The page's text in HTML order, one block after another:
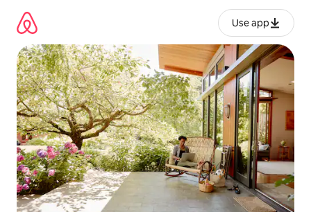
contenido
Use app